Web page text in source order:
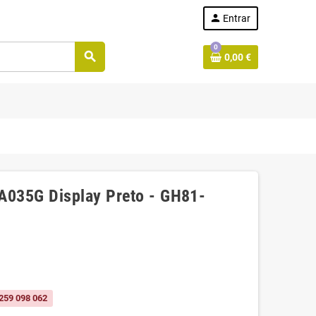
person Entrar
search
0
0,00 €
Display Preto - GH81-
098 062